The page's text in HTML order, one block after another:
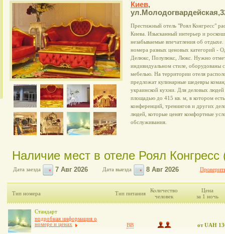
Киев,
Престижный отель "Роял Конгресс"
Киева. Изысканный интерьер и
незабываемые впечатления об
номера разных ценовых категорий -
Делюкс, Полулюкс, Люкс. Нужно
индивидуальном стиле, оборудованы
мебелью. На территории отеля
предложат кулинарные шедевры
украинской кухни. Для деловых людей
площадью до 415 кв. м, в котором
конференций, тренингов и других
людей, которые ценят комфортные
обслуживания.
Наличие мест в отеле Роял Конгресс
Дата заезда Дата выезда
Тип номера Тип питания
Количество
человек
Цена
за 1 ночь
Стандарт
подробная информация о
номере и ценах
BB от UAH